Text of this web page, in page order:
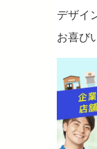
デザイ
お喜び